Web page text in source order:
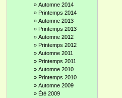
» Automne 2014
» Printemps 2014
» Automne 2013
» Printemps 2013
» Automne 2012
» Printemps 2012
» Automne 2011
» Printemps 2011
» Automne 2010
» Printemps 2010
» Automne 2009
» Été 2009